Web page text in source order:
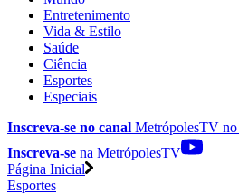
Entretenimento
Vida & Estilo
Saúde
Ciência
Esportes
Especiais
Inscreva-se no canal MetrópolesTV no
Inscreva-se na MetrópolesTV
Página Inicial
Esportes